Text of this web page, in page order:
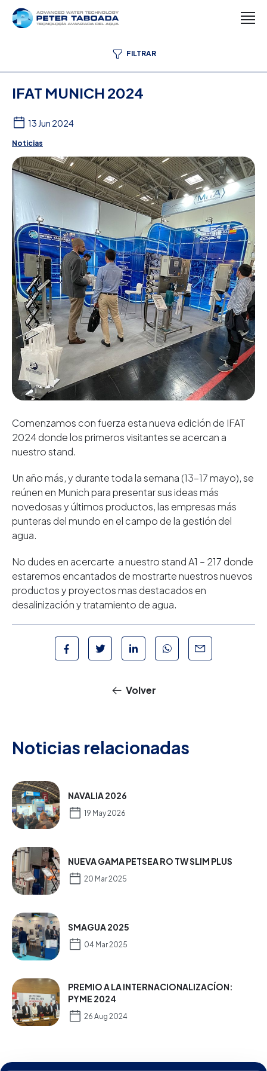
FILTRAR
IFAT MUNICH 2024
13 Jun 2024
Noticias
Comenzamos con fuerza esta nueva edición de IFAT
2024 donde los primeros visitantes se acercan a
nuestro stand.
Un año más, y durante toda la semana (13-17 mayo), se
reúnen en Munich para presentar sus ideas más
novedosas y últimos productos, las empresas más
punteras del mundo en el campo de la gestión del
agua.
No dudes en acercarte a nuestro stand A1 – 217 donde
estaremos encantados de mostrarte nuestros nuevos
productos y proyectos mas destacados en
desalinización y tratamiento de agua.
Volver
Noticias relacionadas
NAVALIA 2026
19 May 2026
NUEVA GAMA PETSEA RO TW SLIM PLUS
20 Mar 2025
SMAGUA 2025
04 Mar 2025
PREMIO A LA INTERNACIONALIZACÍON:
PYME 2024
26 Aug 2024